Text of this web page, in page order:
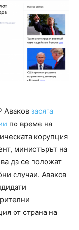
Аваков засяга
по време на
корупция
министърът на
да се положат
случаи. Аваков
от страна на